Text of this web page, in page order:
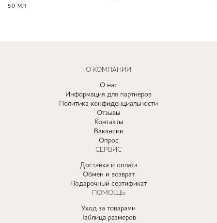
50 МЛ
О КОМПАНИИ
О нас
Информация для партнёров
Политика конфиденциальности
Отзывы
Контакты
Вакансии
Опрос
СЕРВИС
Доставка и оплата
Обмен и возврат
Подарочный сертификат
ПОМОЩЬ
Уход за товарами
Таблица размеров